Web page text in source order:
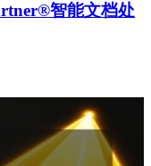
智能文档处